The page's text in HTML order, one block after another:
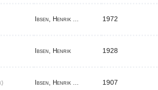
Ibsen, Henrik ... 1972
Ibsen, Henrik 1928
Ibsen, Henrik ... 1907